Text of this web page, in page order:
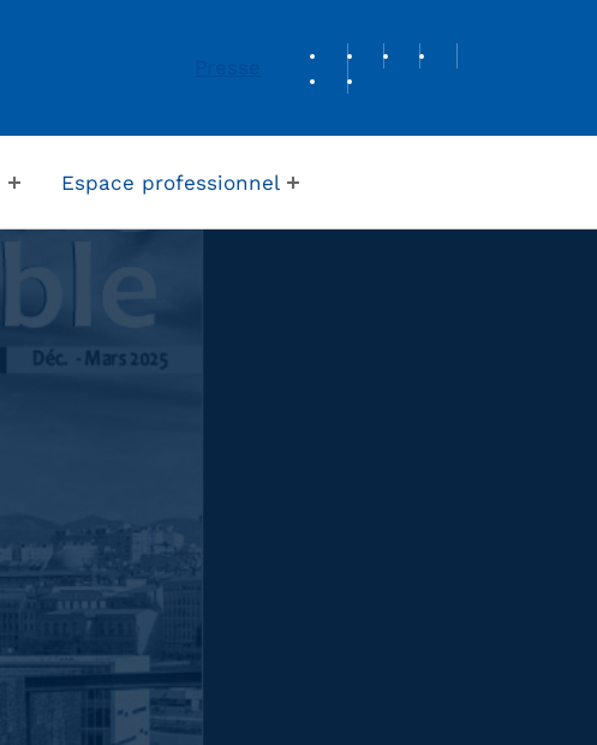
REVUE DE PRESSE
Espace professionnel